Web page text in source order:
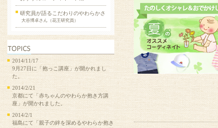
研究員が語るこだわりのやわらかさ
大谷博卓さん（花王研究員）
2014/11/17
9月27日に「抱っこ講座」が開かれまし
た。
2014/2/21
京都にて「赤ちゃんのやわらか抱き方講
座」が開かれました。
2014/2/1
福島にて「親子の絆を深めるやわらか抱き